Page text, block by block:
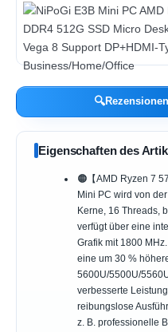
🔍
Eigenschaften des
🟠【AMD Ryzen 7
Mini PC wird von
Kerne, 16 Threads,
verfügt über eine
Grafik mit 1800
eine um 30 %
5600U/5500U/
verbesserte
reibungslose
z. B. professionelle